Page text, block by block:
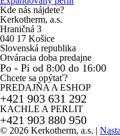
Kde nás nájdete?
Kerkotherm, a.s.
Hraničná 3
040 17 Košice
Slovenská republika
Otváracia doba predajne
Po - Pi od 8:00 do 16:00
Chcete sa opýtať?
PREDAJŇA A ESHOP
+421 903 631 292
KACHLE A PERLIT
+421 903 880 950
© 2026 Kerkotherm, a.s. |